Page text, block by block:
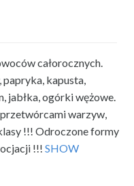
całorocznych.
kapusta,
jabłka, ogórki wężowe.
warzyw,
!!! Odroczone formy
!!! SHOW